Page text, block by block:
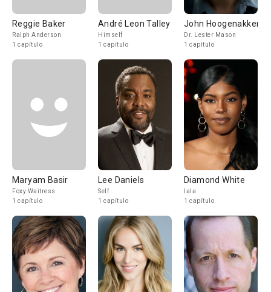
Reggie Baker
Ralph Anderson
1 capítulo
André Leon Talley
Himself
1 capítulo
John Hoogenakker
Dr. Lester Mason
1 capítulo
Maryam Basir
Foxy Waitress
1 capítulo
Lee Daniels
Self
1 capítulo
Diamond White
lala
1 capítulo